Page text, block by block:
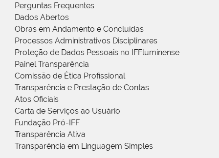
Perguntas Frequentes
Dados Abertos
Obras em Andamento e Concluídas
Processos Administrativos Disciplinares
Proteção de Dados Pessoais no IFFluminense
Painel Transparência
Comissão de Ética Profissional
Transparência e Prestação de Contas
Atos Oficiais
Carta de Serviços ao Usuário
Fundação Pró-IFF
Transparência Ativa
Transparência em Linguagem Simples